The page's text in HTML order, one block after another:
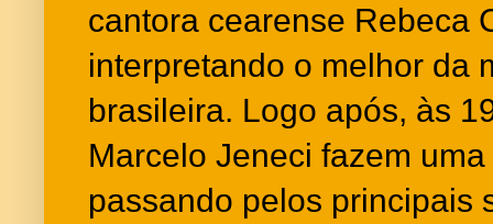
cantora cearense Rebeca
interpretando o melhor da
brasileira. Logo após, às
Marcelo Jeneci fazem
passando pelos principais